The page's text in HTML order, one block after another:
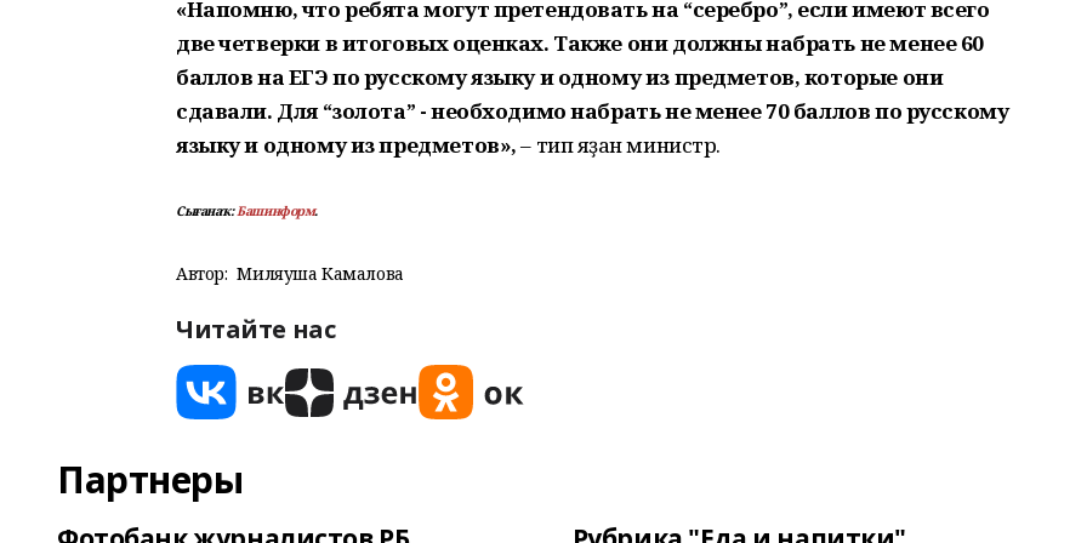
«Напомню, что ребята могут претендовать на “серебро”, если имеют всего
две четверки в итоговых оценках. Также они должны набрать не менее 60
баллов на ЕГЭ по русскому языку и одному из предметов, которые они
сдавали. Для “золота” - необходимо набрать не менее 70 баллов по русскому
языку и одному из предметов»,– тип яҙған министр.
Сығанаҡ:Башинформ.
Автор: Миляуша Камалова
Читайте нас
Партнеры